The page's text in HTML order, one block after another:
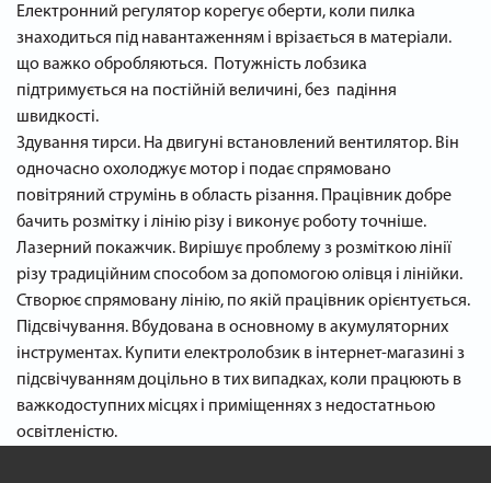
Електронний регулятор корегує оберти, коли пилка
знаходиться під навантаженням і врізається в матеріали.
що важко обробляються. Потужність лобзика
підтримується на постійній величині, без падіння
швидкості.
Здування тирси. На двигуні встановлений вентилятор. Він
одночасно охолоджує мотор і подає спрямовано
повітряний струмінь в область різання. Працівник добре
бачить розмітку і лінію різу і виконує роботу точніше.
Лазерний покажчик. Вирішує проблему з розміткою лінії
різу традиційним способом за допомогою олівця і лінійки.
Створює спрямовану лінію, по якій працівник орієнтується.
Підсвічування. Вбудована в основному в акумуляторних
інструментах. Купити електролобзик в інтернет-магазині з
підсвічуванням доцільно в тих випадках, коли працюють в
важкодоступних місцях і приміщеннях з недостатньою
освітленістю.